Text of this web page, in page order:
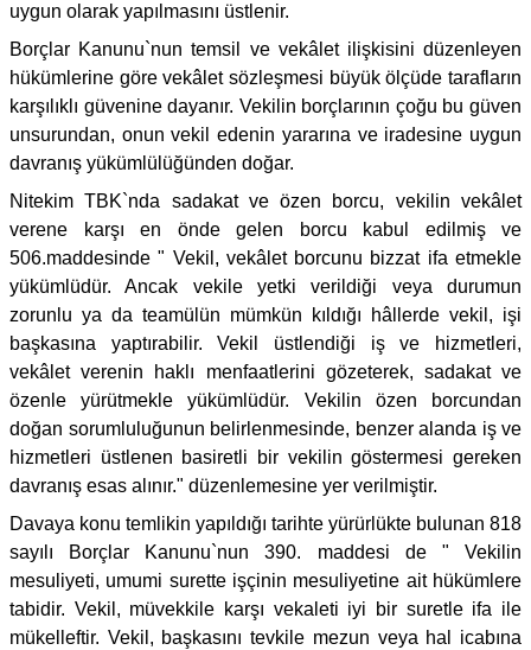
uygun olarak yapılmasını üstlenir.
Borçlar Kanunu`nun temsil ve vekâlet ilişkisini düzenleyen
hükümlerine göre vekâlet sözleşmesi büyük ölçüde tarafların
karşılıklı güvenine dayanır. Vekilin borçlarının çoğu bu güven
unsurundan, onun vekil edenin yararına ve iradesine uygun
davranış yükümlülüğünden doğar.
Nitekim TBK`nda sadakat ve özen borcu, vekilin vekâlet
verene karşı en önde gelen borcu kabul edilmiş ve
506.maddesinde " Vekil, vekâlet borcunu bizzat ifa etmekle
yükümlüdür. Ancak vekile yetki verildiği veya durumun
zorunlu ya da teamülün mümkün kıldığı hâllerde vekil, işi
başkasına yaptırabilir. Vekil üstlendiği iş ve hizmetleri,
vekâlet verenin haklı menfaatlerini gözeterek, sadakat ve
özenle yürütmekle yükümlüdür. Vekilin özen borcundan
doğan sorumluluğunun belirlenmesinde, benzer alanda iş ve
hizmetleri üstlenen basiretli bir vekilin göstermesi gereken
davranış esas alınır." düzenlemesine yer verilmiştir.
Davaya konu temlikin yapıldığı tarihte yürürlükte bulunan 818
sayılı Borçlar Kanunu`nun 390. maddesi de " Vekilin
mesuliyeti, umumi surette işçinin mesuliyetine ait hükümlere
tabidir. Vekil, müvekkile karşı vekaleti iyi bir suretle ifa ile
mükelleftir. Vekil, başkasını tevkile mezun veya hal icabına